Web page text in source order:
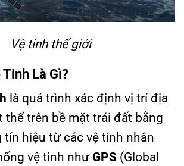
Vệ tinh thế giới
Là Gì?
là quá trình xác định vị trí địa
thể trên bề mặt trái đất bằng
tín hiệu từ các vệ tinh nhân
vệ tinh như GPS (Global